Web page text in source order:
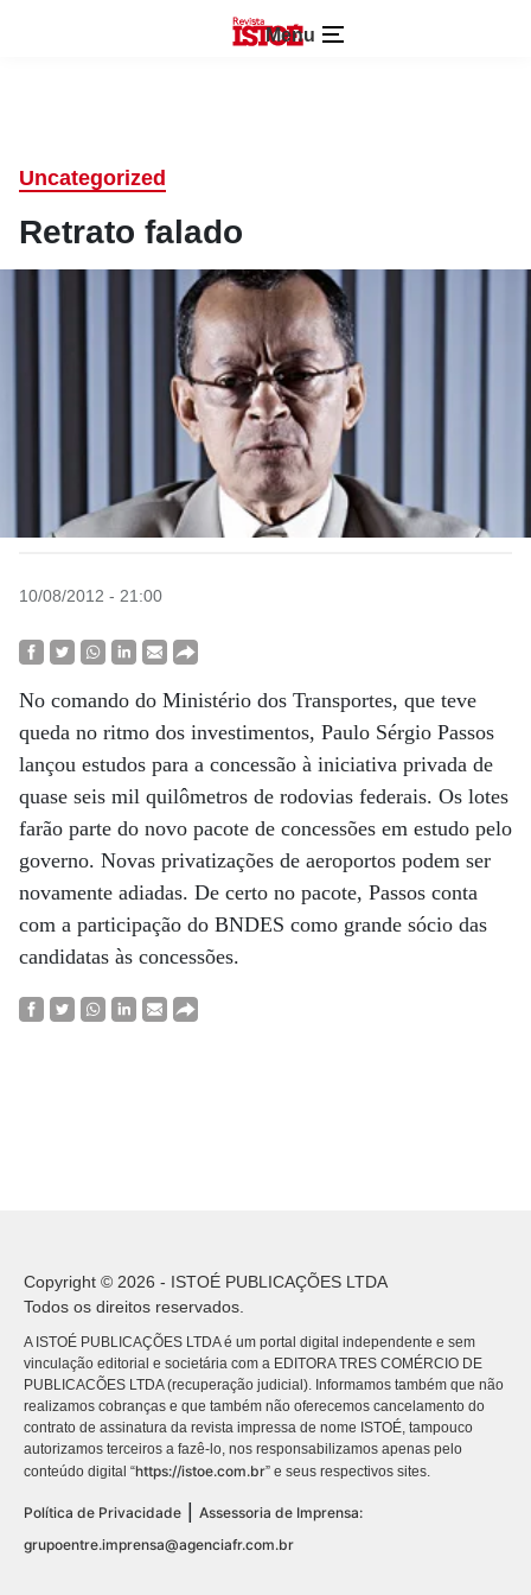
Menu
Uncategorized
Retrato falado
10/08/2012 - 21:00
No comando do Ministério dos Transportes, que teve
queda no ritmo dos investimentos, Paulo Sérgio Passos
lançou estudos para a concessão à iniciativa privada de
quase seis mil quilômetros de rodovias federais. Os lotes
farão parte do novo pacote de concessões em estudo pelo
governo. Novas privatizações de aeroportos podem ser
novamente adiadas. De certo no pacote, Passos conta
com a participação do BNDES como grande sócio das
candidatas às concessões.
Copyright © 2026 - ISTOÉ PUBLICAÇÕES LTDA
Todos os direitos reservados.
A ISTOÉ PUBLICAÇÕES LTDA é um portal digital independente e sem
vinculação editorial e societária com a EDITORA TRES COMÉRCIO DE
PUBLICACÕES LTDA (recuperação judicial). Informamos também que não
realizamos cobranças e que também não oferecemos cancelamento do
contrato de assinatura da revista impressa de nome ISTOÉ, tampouco
autorizamos terceiros a fazê-lo, nos responsabilizamos apenas pelo
conteúdo digital “https://istoe.com.br” e seus respectivos sites.
Política de Privacidade
Assessoria de Imprensa:
grupoentre.imprensa@agenciafr.com.br